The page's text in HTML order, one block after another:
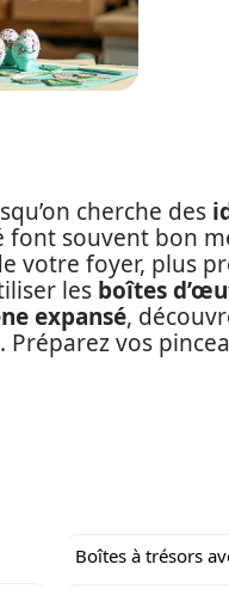
cherche des
font souvent bon
votre foyer, plus
les boîtes
expansé,
vos
Boîtes à trésors